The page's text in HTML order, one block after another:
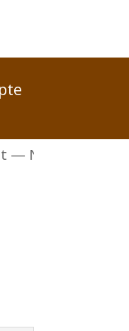
Nouvelle